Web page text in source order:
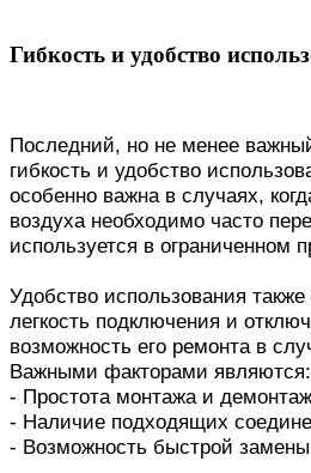
Гибкость и удобство
Последний, но не менее
гибкость и удобство
особенно важна в случаях,
воздуха необходимо часто
используется в ограниченном
Удобство использования
легкость подключения и
возможность его ремонта в
Важными факторами являются:
- Простота монтажа и
- Наличие подходящих
- Возможность быстрой